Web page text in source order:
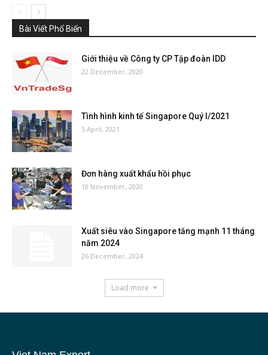
Bài Viết Phổ Biến
Giới thiệu về Công ty CP Tập đoàn IDD
22 December, 2020
Tình hình kinh tế Singapore Quý I/2021
5 April, 2021
Đơn hàng xuất khẩu hồi phục
10 November, 2020
Xuất siêu vào Singapore tăng mạnh 11 tháng
năm 2024
26 December, 2024
Load more